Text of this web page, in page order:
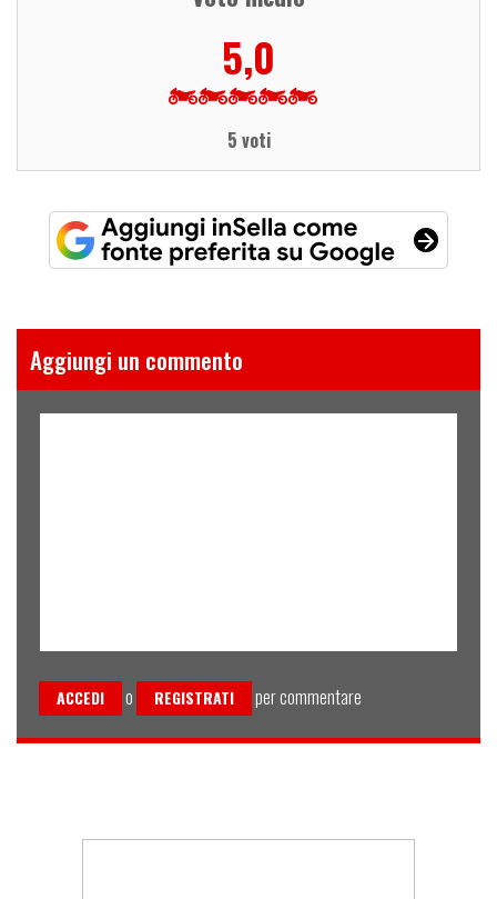
5,0
5 voti
Aggiungi un commento
ACCEDI o REGISTRATI per commentare